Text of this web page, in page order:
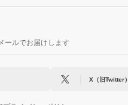
ールでお届けします
X（旧Twitter）